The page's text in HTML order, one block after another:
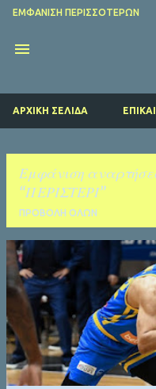
ΟΦΗ
EUROLEAGUE
ΛΙΒΕΡΠΟΥΛ ΜΑΝΤΣΕΣΤΕΡ
ΜΑΝΤΣΕΣΤΕΡ ΣΙΤΙ ΤΣΕΛΣΙ
ΚΑΛΑΜΑΤΑ ΤΑΛΕΝΤΑ
ΕΜΦΆΝΙΣΗ ΠΕΡΙΣΣΌΤΕΡΩΝ
ΑΡΧΙΚΉ ΣΕΛΊΔΑ
Εμφάνιση
ΠΕΡΙΣΤΕΡΙ
ΠΡΟΒΟΛΉ ΌΛΩΝ
Α
ν
α
ρ
τ
ή